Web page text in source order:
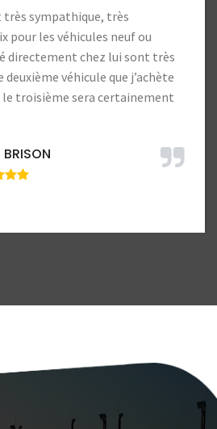
Heureux d’aller chez ces
Lample